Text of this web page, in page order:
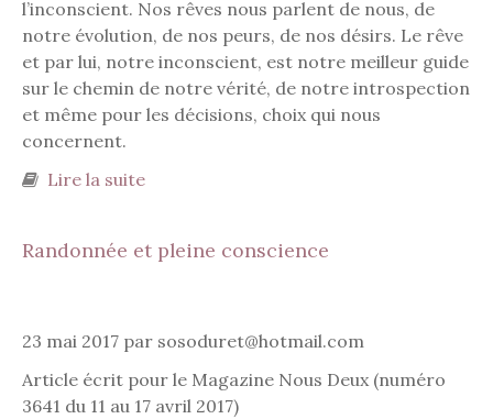
l’inconscient. Nos rêves nous parlent de nous, de
notre évolution, de nos peurs, de nos désirs. Le rêve
et par lui, notre inconscient, est notre meilleur guide
sur le chemin de notre vérité, de notre introspection
et même pour les décisions, choix qui nous
concernent.
Lire la suite
Randonnée et pleine conscience
23 mai 2017 par sosoduret@hotmail.com
Article écrit pour le Magazine Nous Deux (numéro
3641 du 11 au 17 avril 2017)